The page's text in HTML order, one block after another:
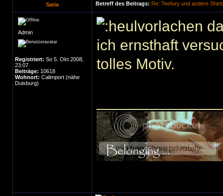
Satia Betreff des Beitrags: Re: Teefury und andere
Admin
Registriert: So 5. Okt 2008,
23:07
Beiträge: 10618
Wohnort: Calimport (nähe
Duisburg)
ich ernsthaft
tolles Motiv.